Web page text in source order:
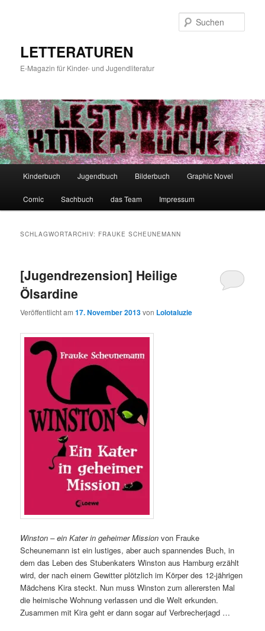
LETTERATUREN
E-Magazin für Kinder- und Jugendliteratur
Kinderbuch Jugendbuch Bilderbuch Graphic Novel
Comic Sachbuch das Team Impressum
SCHLAGWORTARCHIV: FRAUKE SCHEUNEMANN
[Jugendrezension] Heilige
Ölsardine
Veröffentlicht am17. November 2013von Lolotaluzie
Winston – ein Kater in geheimer Mission von Frauke
Scheunemann ist ein lustiges, aber auch spannendes Buch, in
dem das Leben des Stubenkaters Winston aus Hamburg erzählt
wird, der nach einem Gewitter plötzlich im Körper des 12-jährigen
Mädchens Kira steckt. Nun muss Winston zum allerersten Mal
die heimische Wohnung verlassen und die Welt erkunden.
Zusammen mit Kira geht er dann sogar auf Verbrecherjagd …